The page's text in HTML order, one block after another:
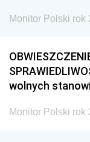
Monitor Polski rok
wolnych
Monitor Polski rok